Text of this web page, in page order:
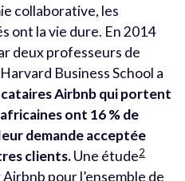
collaborative, les
ont la vie dure. En 2014
deux professeurs de
Business School a
Airbnb qui portent
ont 16 % de
demande acceptée
clients.Une étude2
pour l’ensemble de